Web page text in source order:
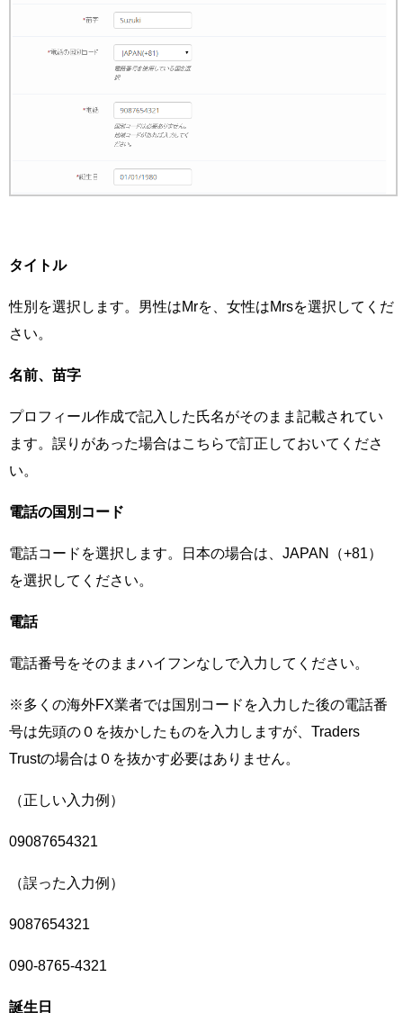
タイトル
性別を選択します。男性はMrを、女性はMrsを選択してくだ
さい。
名前、苗字
プロフィール作成で記入した氏名がそのまま記載されてい
ます。誤りがあった場合はこちらで訂正しておいてくださ
い。
電話の国別コード
電話コードを選択します。日本の場合は、JAPAN（+81）
を選択してください。
電話
電話番号をそのままハイフンなしで入力してください。
※多くの海外FX業者では国別コードを入力した後の電話番
号は先頭の０を抜かしたものを入力しますが、Traders
Trustの場合は０を抜かす必要はありません。
（正しい入力例）
09087654321
（誤った入力例）
9087654321
090-8765-4321
誕生日